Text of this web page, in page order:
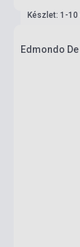
Készlet: 1-10
Edmondo